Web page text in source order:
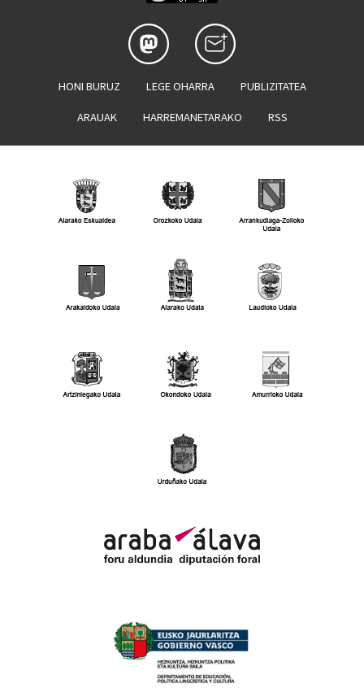
HONI BURUZ LEGE OHARRA PUBLIZITATEA
ARAUAK HARREMANETARAKO RSS